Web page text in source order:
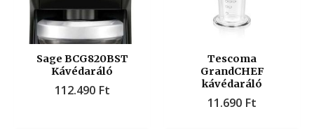
Sage BCG820BST
Kávédaráló
112.490 Ft
Tescoma
GrandCHEF
kávédaráló
11.690 Ft